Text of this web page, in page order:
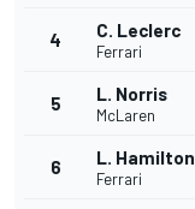
4 C. Leclerc
Ferrari
5 L. Norris
McLaren
6 L. Hamilton
Ferrari